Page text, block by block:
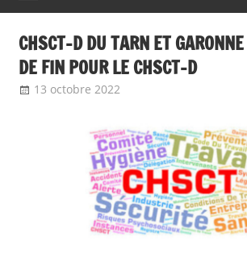
CGT
insertion
probation
CHSCT-D DU TARN ET
DE FIN POUR LE CHSCT-D
13 octobre 2022